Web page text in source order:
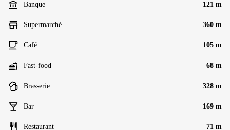
Banque 121 m
Supermarché 360 m
Café 105 m
Fast-food 68 m
Brasserie 328 m
Bar 169 m
Restaurant 71 m